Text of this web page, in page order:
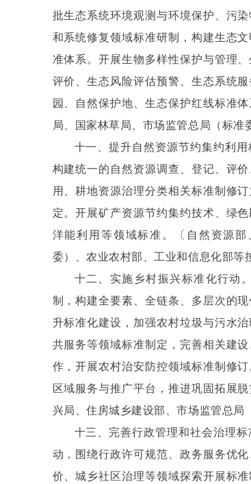
批生态系统环境观测与环境保护、污
和系统修复领域标准研制，构建生态
准体系。开展生物多样性保护与管理
评价、生态风险评估预警、生态系统
园、自然保护地、生态保护红线标准
局、国家林草局、市场监管总局（标准
十一、提升自然资源节约集约利
构建统一的自然资源调查、登记、评
用、耕地资源治理分类相关标准制修
定。开展矿产资源节约集约技术、绿
洋能利用等领域标准。〔自然资源
委）、农业农村部、工业和信息化部等
十二、实施乡村振兴标准化行动
制，构建全要素、全链条、多层次的
升标准化建设，加强农村垃圾与污水
共服务等领域标准制定，完善相关建
作，开展农村治安防控领域标准制修
区域服务与推广平台，推进巩固拓展
兴局、住房城乡建设部、市场监管总局
十三、完善行政管理和社会治理
动，围绕行政许可规范、政务服务优
价、城乡社区治理等领域探索开展标